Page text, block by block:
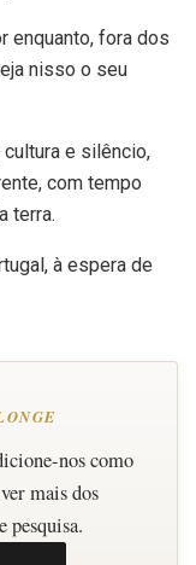
enquanto, fora dos
nisso o seu
cultura e silêncio,
com tempo
terra.
à espera de
nos como
mais dos
pesquisa.